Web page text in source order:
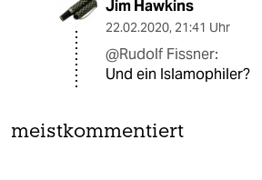
Jim Hawkins
22.02.2020, 21:41 Uhr
@Rudolf Fissner:
Und ein Islamophiler?
meistkommentiert